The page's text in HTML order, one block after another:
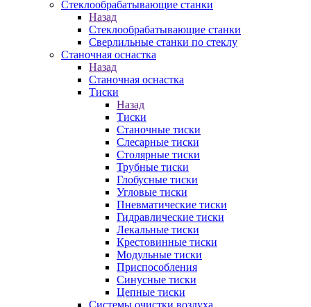
Стеклообрабатывающие станки
Назад
Стеклообрабатывающие станки
Сверлильные станки по стеклу
Станочная оснастка
Назад
Станочная оснастка
Тиски
Назад
Тиски
Станочные тиски
Слесарные тиски
Столярные тиски
Трубные тиски
Глобусные тиски
Угловые тиски
Пневматические тиски
Гидравлические тиски
Лекальные тиски
Крестовинные тиски
Модульные тиски
Приспособления
Синусные тиски
Цепные тиски
Системы очистки воздуха